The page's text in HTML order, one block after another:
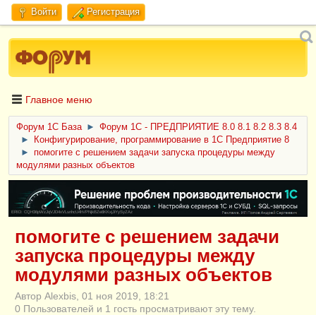
Войти Регистрация
Главное меню
Форум 1C База ►
Форум 1С - ПРЕДПРИЯТИЕ 8.0 8.1 8.2 8.3 8.4
►
Конфигурирование, программирование в 1С Предприятие 8
►
помогите с решением задачи запуска процедуры между
модулями разных объектов
ERID: CQH36pWzJqVJD4xVLsnhcU4hVPNjkBZe8KKxjJiYySyZAz
помогите с решением задачи
запуска процедуры между
модулями разных объектов
Автор Alexbis, 01 ноя 2019, 18:21
0 Пользователей и 1 гость просматривают эту тему.